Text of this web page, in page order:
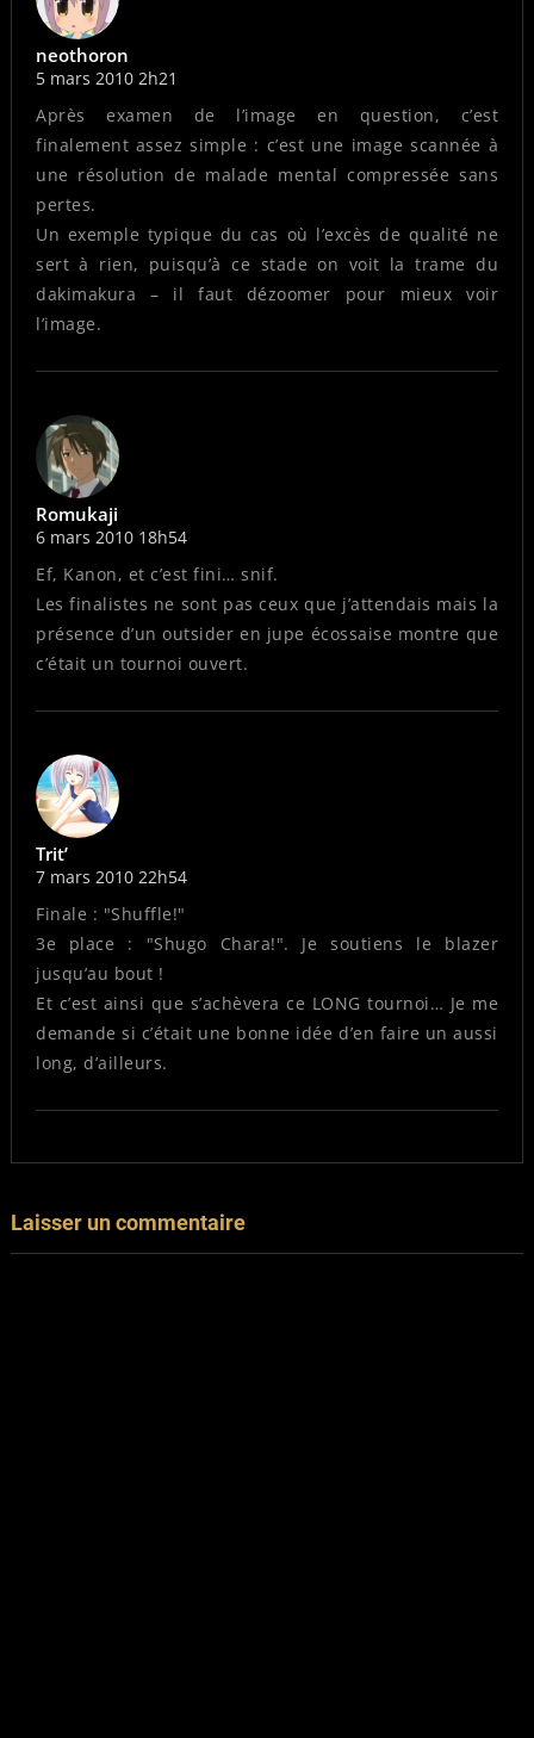
neothoron
5 mars 2010 2h21
Après examen de l’image en question, c’est
finalement assez simple : c’est une image scannée à
une résolution de malade mental compressée sans
pertes.
Un exemple typique du cas où l’excès de qualité ne
sert à rien, puisqu’à ce stade on voit la trame du
dakimakura – il faut dézoomer pour mieux voir
l’image.
Romukaji
6 mars 2010 18h54
Ef, Kanon, et c’est fini… snif.
Les finalistes ne sont pas ceux que j’attendais mais la
présence d’un outsider en jupe écossaise montre que
c’était un tournoi ouvert.
Trit’
7 mars 2010 22h54
Finale : "Shuffle!"
3e place : "Shugo Chara!". Je soutiens le blazer
jusqu’au bout !
Et c’est ainsi que s’achèvera ce LONG tournoi… Je me
demande si c’était une bonne idée d’en faire un aussi
long, d’ailleurs.
Laisser un commentaire